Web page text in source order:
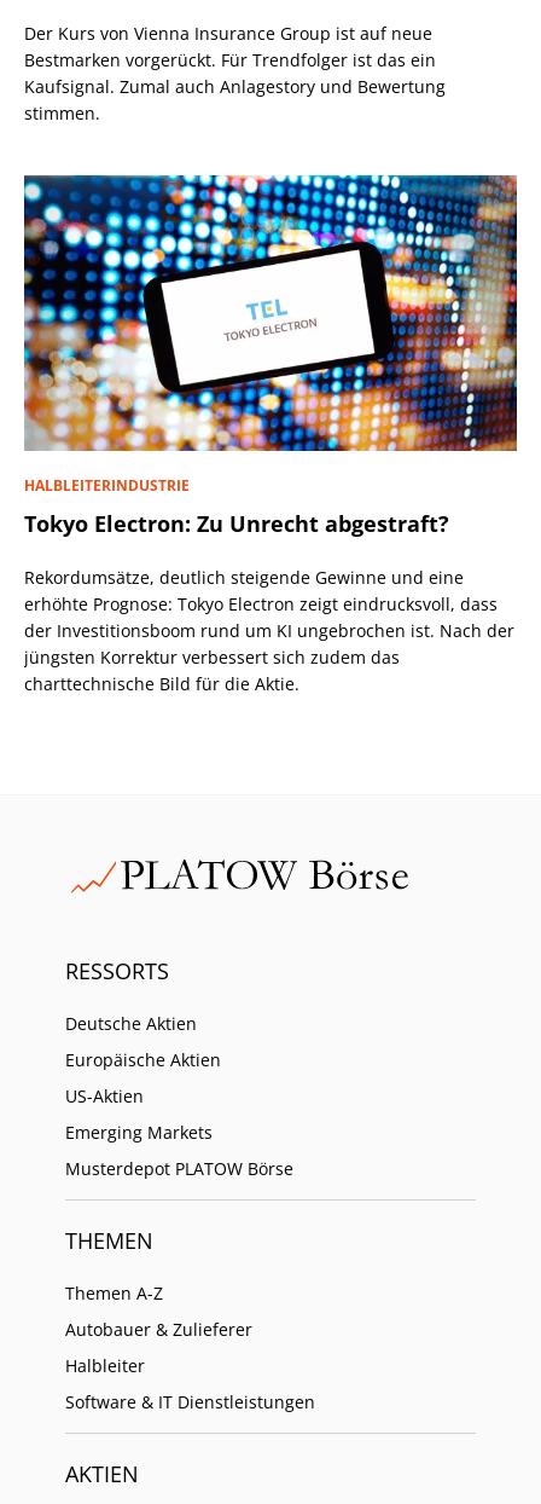
Der Kurs von Vienna Insurance Group ist auf neue
Bestmarken vorgerückt. Für Trendfolger ist das ein
Kaufsignal. Zumal auch Anlagestory und Bewertung
stimmen.
HALBLEITERINDUSTRIE
Tokyo Electron: Zu Unrecht abgestraft?
Rekordumsätze, deutlich steigende Gewinne und eine
erhöhte Prognose: Tokyo Electron zeigt eindrucksvoll, dass
der Investitionsboom rund um KI ungebrochen ist. Nach der
jüngsten Korrektur verbessert sich zudem das
charttechnische Bild für die Aktie.
RESSORTS
Deutsche Aktien
Europäische Aktien
US-Aktien
Emerging Markets
Musterdepot PLATOW Börse
THEMEN
Themen A-Z
Autobauer & Zulieferer
Halbleiter
Software & IT Dienstleistungen
AKTIEN